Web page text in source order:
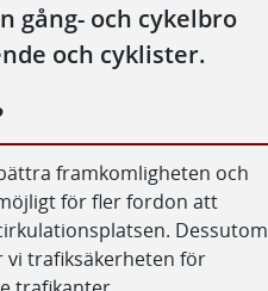
gång- och cykelbro
och cyklister.
framkomligheten och
för fler fordon att
Dessutom
trafiksäkerheten för